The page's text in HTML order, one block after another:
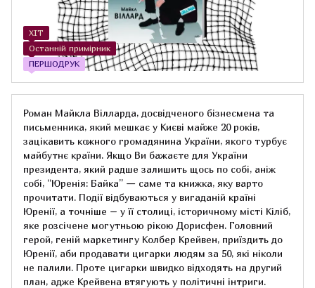
ХІТ
Останній примірник
ПЕРШОДРУК
Роман Майкла Вілларда, досвідченого бізнесмена та
письменника, який мешкає у Києві майже 20 років,
зацікавить кожного громадянина України, якого турбує
майбутнє країни. Якщо Ви бажаєте для України
президента, який радше залишить щось по собі, аніж
собі, “Юренія: Байка” — саме та книжка, яку варто
прочитати. Події відбуваються у вигаданій країні
Юренії, а точніше – у її столиці, історичному місті Кіліб,
яке розсічене могутньою рікою Дорисфен. Головний
герой, геній маркетингу Колбер Крейвен, приїздить до
Юренії, аби продавати цигарки людям за 50, які ніколи
не палили. Проте цигарки швидко відходять на другий
план, адже Крейвена втягують у політичні інтриги.